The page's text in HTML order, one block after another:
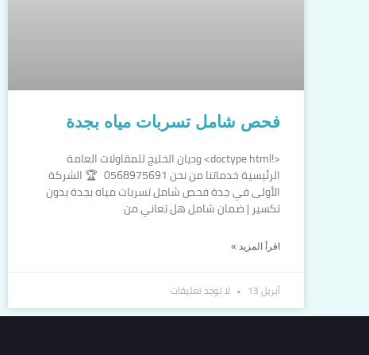
فحص شامل تسربات مياه بجدة
<!doctype html> وديان الخليج للمقاولات العامة
الرئيسية خدماتنا من نحن 0568975691 🏆 الشركة
الأولى في جدة فحص شامل تسربات مياه بجدة بدون
تكسير | ضمان شامل هل تعاني من
اقرأ المزيد »
أبريل 13 لا توجد تعليقات